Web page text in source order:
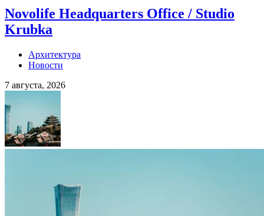
Novolife Headquarters Office / Studio
Krubka
Архитектура
Новости
7 августа, 2026